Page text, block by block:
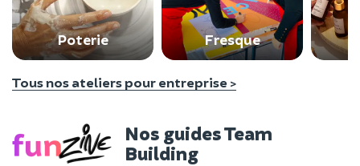
Poterie Fresque
Tous nos ateliers pour entreprise >
Nos guides Team
Building